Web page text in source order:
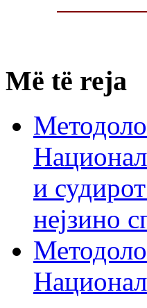
Më të reja
и
нејзино